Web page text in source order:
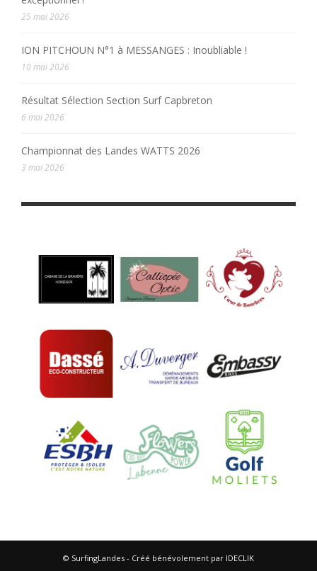
25 mai 2026
ION PITCHOUN N°1 à MESSANGES : Inoubliable !
10 mai 2026
Résultat Sélection Section Surf Capbreton
6 mai 2026
Championnat des Landes WATTS 2026
3 mai 2026
© SurfingLandes - Créé bénévolement par IDECLIK